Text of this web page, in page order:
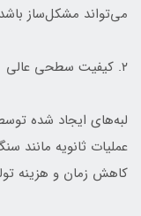
می‌تواند مشکل‌ساز باشد
۲. کیفیت سطحی عالی
لبه‌های ایجاد شده
عملیات ثانویه مانند
کاهش زمان و هزینه